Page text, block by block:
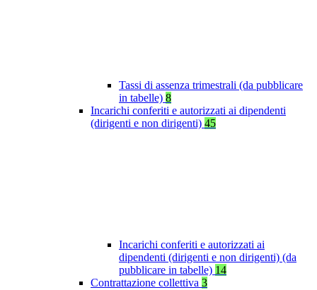
Tassi di assenza trimestrali (da pubblicare
in tabelle) 8
Incarichi conferiti e autorizzati ai dipendenti
(dirigenti e non dirigenti) 45
Incarichi conferiti e autorizzati ai
dipendenti (dirigenti e non dirigenti) (da
pubblicare in tabelle) 14
Contrattazione collettiva 3